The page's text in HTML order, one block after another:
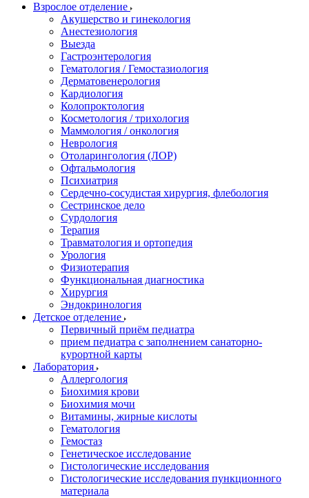
Взрослое отделение
Акушерство и гинекология
Анестезиология
Выезда
Гастроэнтерология
Гематология / Гемостазиология
Дерматовенерология
Кардиология
Колопроктология
Косметология / трихология
Маммология / онкология
Неврология
Отоларингология (ЛОР)
Офтальмология
Психиатрия
Сердечно-сосудистая хирургия, флебология
Сестринское дело
Сурдология
Терапия
Травматология и ортопедия
Урология
Физиотерапия
Функциональная диагностика
Хирургия
Эндокринология
Детское отделение
Первичный приём педиатра
прием педиатра с заполнением санаторно-
курортной карты
Лаборатория
Аллергология
Биохимия крови
Биохимия мочи
Витамины, жирные кислоты
Гематология
Гемостаз
Генетическое исследование
Гистологические исследования
Гистологические исследования пункционного
материала